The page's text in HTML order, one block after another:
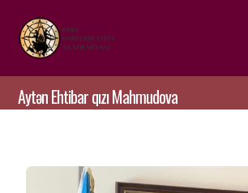
Aytən Ehtibar qızı Mahmudova